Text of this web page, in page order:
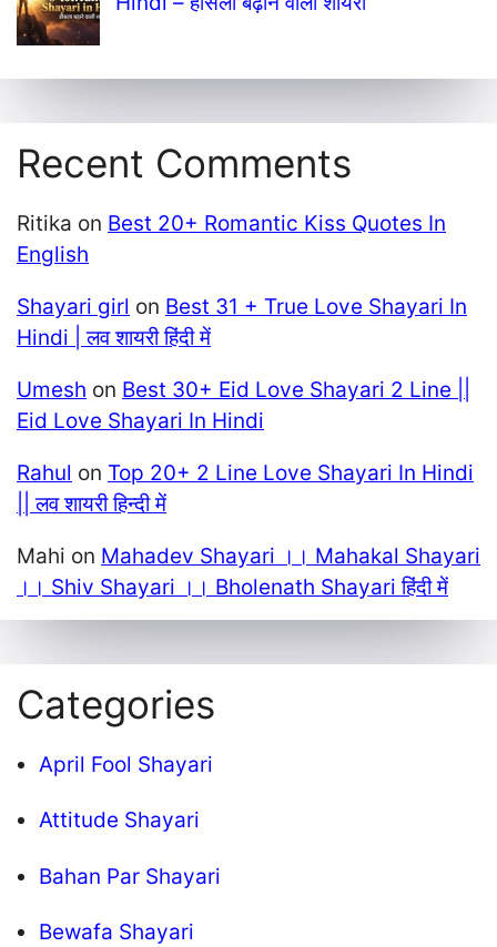
Recent Comments
Ritika on Best 20+ Romantic Kiss Quotes In
English
Shayari girl on Best 31 + True Love Shayari In
Hindi | लव शायरी हिंदी में
Umesh on Best 30+ Eid Love Shayari 2 Line ||
Eid Love Shayari In Hindi
Rahul on Top 20+ 2 Line Love Shayari In Hindi
|| लव शायरी हिन्दी में
Mahi on Mahadev Shayari ।। Mahakal Shayari
।। Shiv Shayari ।। Bholenath Shayari हिंदी में
Categories
April Fool Shayari
Attitude Shayari
Bahan Par Shayari
Bewafa Shayari